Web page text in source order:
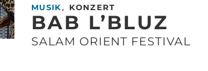
MUSIK, KONZERT
BAB L’BLUZ
SALAM ORIENT FESTIVAL